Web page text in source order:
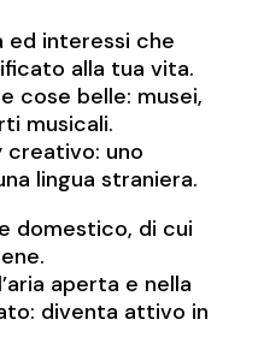
ed interessi che
alla tua vita.
cose belle: musei,
musicali.
creativo: uno
lingua straniera.
domestico, di cui
aperta e nella
diventa attivo in